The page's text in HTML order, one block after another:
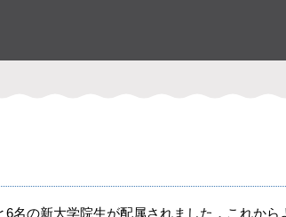
6名の新大学院生が配属されました．これから